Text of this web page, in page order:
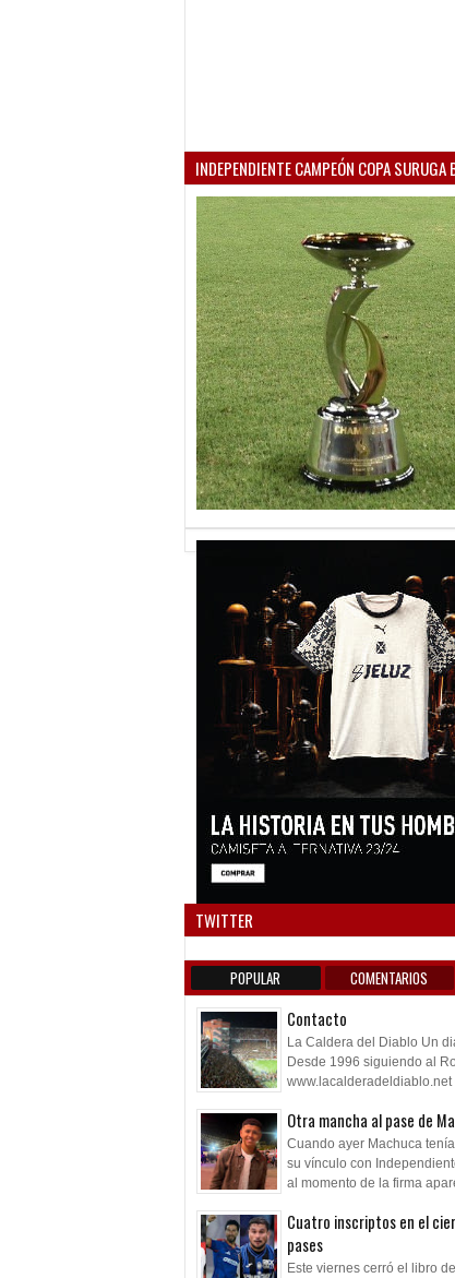
INDEPENDIENTE CAMPEÓN COPA
TWITTER
POPULAR COMENTARIOS
Contacto
La Caldera del Diablo Un
Desde 1996 siguiendo al
www.lacalderadeldiablo.net
Otra mancha al pase de
Cuando ayer Machuca
su vínculo con
al momento de la firma
Cuatro inscriptos en el
pases
Este viernes cerró el libro